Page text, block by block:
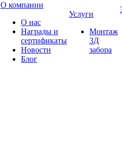
О компании
О нас
Награды и
сертификаты
Новости
Блог
Услуги
Монтаж
3Д
забора